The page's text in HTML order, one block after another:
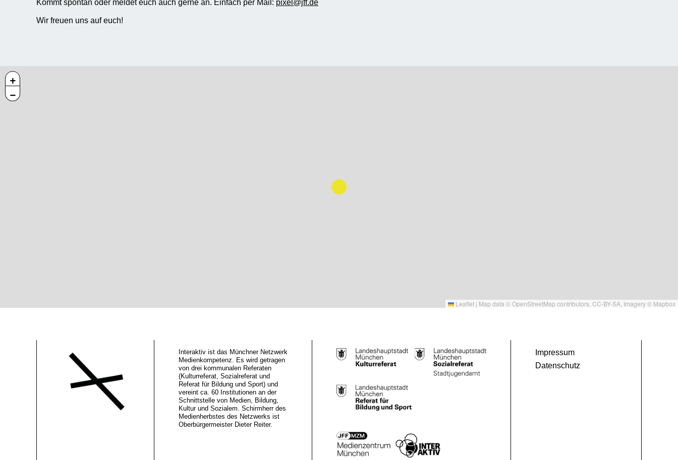
Kommt spontan oder meldet euch auch gerne an. Einfach per Mail: pixel@jff.de
Wir freuen uns auf euch!
+
−
Leaflet | Map data ©OpenStreetMap contributors, CC-BY-SA , Imagery © Mapbox
Interaktiv ist das Münchner Netzwerk
Medienkompetenz. Es wird getragen
von drei kommunalen Referaten
(Kulturreferat, Sozialreferat und
Referat für Bildung und Sport) und
vereint ca. 60 Institutionen an der
Schnittstelle von Medien, Bildung,
Kultur und Sozialem. Schirmherr des
Medienherbstes des Netzwerks ist
Oberbürgermeister Dieter Reiter.
Impressum
Datenschutz